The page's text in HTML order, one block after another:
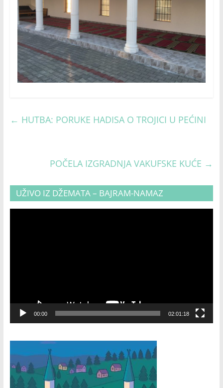
← HUTBA: PORUKE HADISA O TROJICI U PEĆINI
POČELA IZGRADNJA VAKUFSKE KUĆE →
UŽIVO IZ DŽEMATA – BAJRAM-NAMAZ
00:00 02:01:18